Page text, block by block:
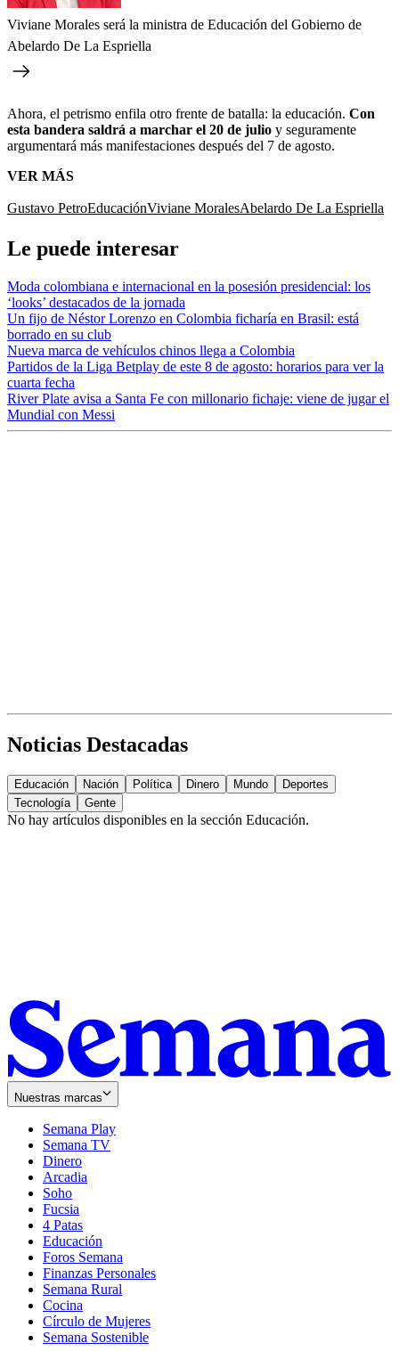
Viviane Morales será la ministra de Educación del Gobierno de
Abelardo De La Espriella
Ahora, el petrismo enfila otro frente de batalla: la educación. Con
esta bandera saldrá a marchar el 20 de julio y seguramente
argumentará más manifestaciones después del 7 de agosto.
VER MÁS
Gustavo PetroEducaciónViviane MoralesAbelardo De La Espriella
Le puede interesar
Moda colombiana e internacional en la posesión presidencial: los
‘looks’ destacados de la jornada
Un fijo de Néstor Lorenzo en Colombia ficharía en Brasil: está
borrado en su club
Nueva marca de vehículos chinos llega a Colombia
Partidos de la Liga Betplay de este 8 de agosto: horarios para ver la
cuarta fecha
River Plate avisa a Santa Fe con millonario fichaje: viene de jugar el
Mundial con Messi
Noticias Destacadas
Educación Nación Política Dinero Mundo
Deportes
Tecnología
Gente
No hay artículos disponibles en la sección Educación.
Nuestras marcas
Semana Play
Semana TV
Dinero
Arcadia
Soho
in
new
window
Fucsia
in
new
window
4 Patas
Educación
Foros Semana
Finanzas Personales
Semana Rural
Cocina
Círculo de Mujeres
Semana Sostenible